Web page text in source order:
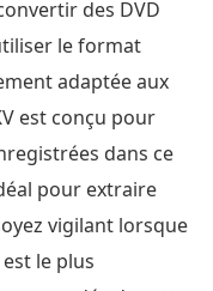
des DVD
le format
adaptée aux
est conçu pour
dans ce
pour extraire
vigilant lorsque
le plus